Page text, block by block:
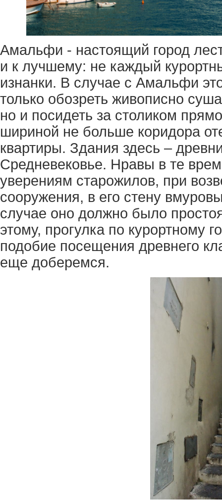
Амальфи - настоящий город
и к лучшему: не каждый
изнанки. В случае с Амальфи
только обозреть живописно
но и посидеть за столиком
шириной не больше коридора
квартиры. Здания здесь –
Средневековье. Нравы в те
уверениям старожилов, при
сооружения, в его стену
случае оно должно было
этому, прогулка по курортному
подобие посещения древнего
еще доберемся.